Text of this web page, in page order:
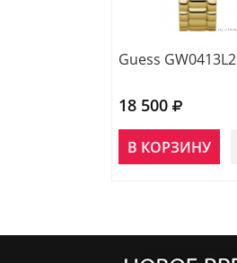
Guess GW0413L2
18 500
В КОРЗИНУ